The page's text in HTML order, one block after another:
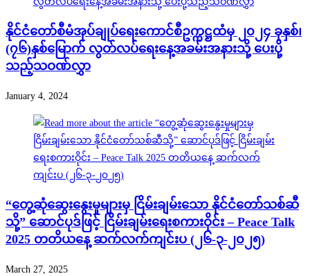
နိုင်ငံတော်စီမံအုပ်ချုပ်ရေးကောင်စီဥက္ကဋ္ဌထံမှ ၂၀၂၄ ခုနှစ်၊
(၇၆)နှစ်မြောက် လွတ်လပ်ရေးနေ့အခမ်းအနားသို့ ပေးပို့
သည့်သဝဏ်လွှာ
January 4, 2024
“တွေ့ဆုံဆွေးနွေးမှုများမှ ငြိမ်းချမ်းသော နိုင်ငံတော်သစ်ဆီ
သို့” ဆောင်ပုဒ်ဖြင့် ငြိမ်းချမ်းရေးစကားဝိုင်း – Peace Talk
2025 တတိယနေ့ ဆက်လက်ကျင်းပ (၂၆-၃-၂၀၂၅)
March 27, 2025